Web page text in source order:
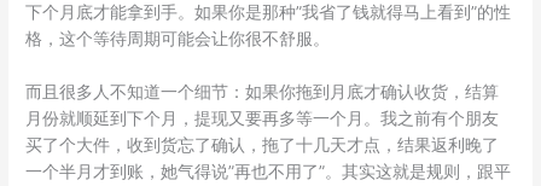
下个月底才能拿到手。如果你是那种”我省了钱就得马上看到”的性
格，这个等待周期可能会让你很不舒服。
而且很多人不知道一个细节：如果你拖到月底才确认收货，结算
月份就顺延到下个月，提现又要再多等一个月。我之前有个朋友
买了个大件，收到货忘了确认，拖了十几天才点，结果返利晚了
一个半月才到账，她气得说”再也不用了”。其实这就是规则，跟平